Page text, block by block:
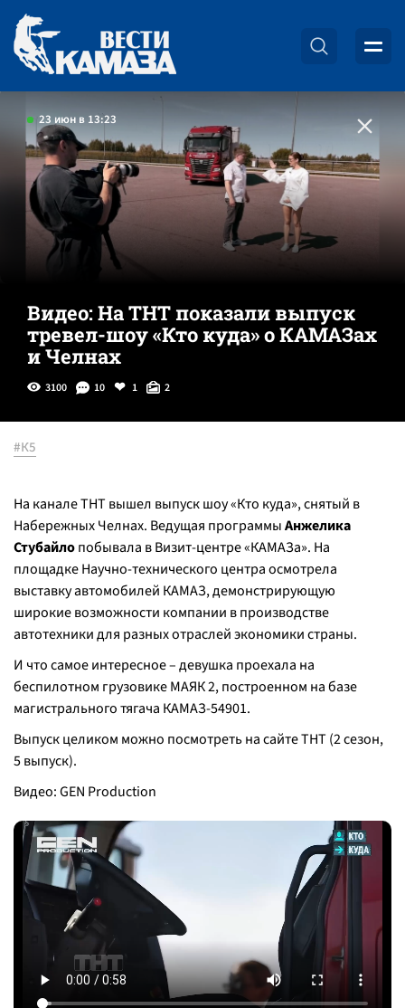
23 июн в 13:23
Видео: На ТНТ показали выпуск
тревел-шоу «Кто куда» о КАМАЗах
и Челнах
3100 10 1 2
#К5
На канале ТНТ вышел выпуск шоу «Кто куда», снятый в
Набережных Челнах. Ведущая программыАнжелика
Стубайлопобывала в Визит-центре «КАМАЗа». На
площадке Научно-технического центра осмотрела
выставку автомобилей КАМАЗ, демонстрирующую
широкие возможности компании в производстве
автотехники для разных отраслей экономики страны.
И что самое интересное – девушка проехала на
беспилотном грузовике МАЯК 2, построенном на базе
магистрального тягача КАМАЗ-54901.
Выпуск целиком можно посмотреть на сайте ТНТ (2 сезон,
5 выпуск).
Видео: GEN Production